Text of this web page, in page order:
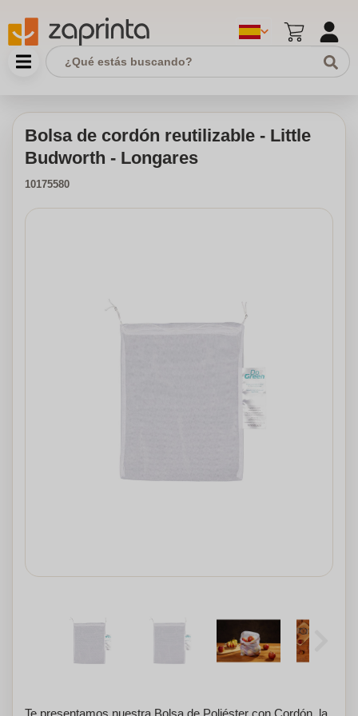
Bolsa de cordón reutilizable - Little
Budworth - Longares
10175580
Te presentamos nuestra Bolsa de Poliéster con Cordón, la